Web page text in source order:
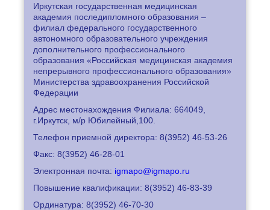
Иркутская государственная медицинская
академия последипломного образования –
филиал федерального государственного
автономного образовательного учреждения
дополнительного профессионального
образования «Российская медицинская академия
непрерывного профессионального образования»
Министерства здравоохранения Российской
Федерации
Адрес местонахождения Филиала: 664049,
г.Иркутск, м/р Юбилейный,100.
Телефон приемной директора: 8(3952) 46-53-26
Факс: 8(3952) 46-28-01
Электронная почта: igmapo@igmapo.ru
Повышение квалификации: 8(3952) 46-83-39
Ординатура: 8(3952) 46-70-30